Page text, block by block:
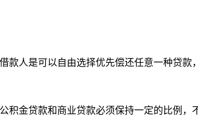
款人是可以自由选择优先偿还任意一种贷款
积金贷款和商业贷款必须保持一定的比例